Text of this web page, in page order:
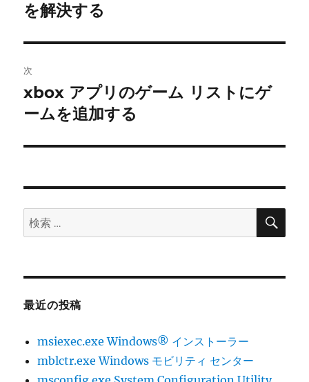
ナ
ビ
ゲ
ー
ン
の
稿:
を解決する
次
次
の
稿:
xbox アプリのゲーム リストにゲ
ームを追加する
検
索:
検
最近の投稿
msiexec.exe Windows® インストーラー
mblctr.exe Windows モビリティ センター